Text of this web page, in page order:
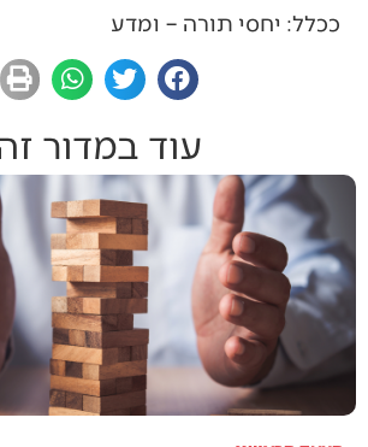
ככלל: יחסי תורה – ומדע
עוד במדור